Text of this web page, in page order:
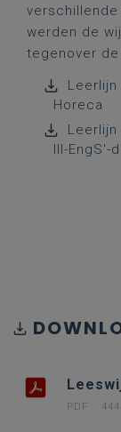
werden de
tegenover
Leerlijn
Horeca
Leerlijn
III-EngS'-
PDF